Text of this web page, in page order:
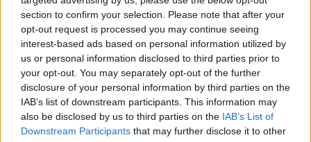
section to confirm your selection. Please note that after your
opt-out request is processed you may continue seeing
interest-based ads based on personal information utilized by
us or personal information disclosed to third parties prior to
your opt-out. You may separately opt-out of the further
disclosure of your personal information by third parties on the
IAB’s list of downstream participants. This information may
also be disclosed by us to third parties on the IAB’s List of
Downstream Participants that may further disclose it to other
e Manutenzioni
30 Gennaio 2026
In "San Bartolomeo al
mare"
nuovo anno
30 Dicembre 2025
In "San Bartolomeo al
mare"